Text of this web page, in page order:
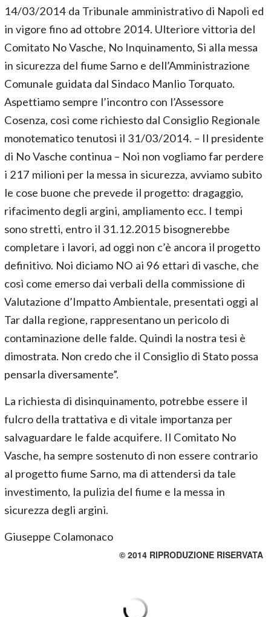
14/03/2014 da Tribunale amministrativo di Napoli ed
in vigore fino ad ottobre 2014. Ulteriore vittoria del
Comitato No Vasche, No Inquinamento, Si alla messa
in sicurezza del fiume Sarno e dell’Amministrazione
Comunale guidata dal Sindaco Manlio Torquato.
Aspettiamo sempre l’incontro con l’Assessore
Cosenza, così come richiesto dal Consiglio Regionale
monotematico tenutosi il 31/03/2014. – Il presidente
di No Vasche continua – Noi non vogliamo far perdere
i 217 milioni per la messa in sicurezza, avviamo subito
le cose buone che prevede il progetto: dragaggio,
rifacimento degli argini, ampliamento ecc. I tempi
sono stretti, entro il 31.12.2015 bisognerebbe
completare i lavori, ad oggi non c’è ancora il progetto
definitivo. Noi diciamo NO ai 96 ettari di vasche, che
così come emerso dai verbali della commissione di
Valutazione d’Impatto Ambientale, presentati oggi al
Tar dalla regione, rappresentano un pericolo di
contaminazione delle falde. Quindi la nostra tesi è
dimostrata. Non credo che il Consiglio di Stato possa
pensarla diversamente”.
La richiesta di disinquinamento, potrebbe essere il
fulcro della trattativa e di vitale importanza per
salvaguardare le falde acquifere. Il Comitato No
Vasche, ha sempre sostenuto di non essere contrario
al progetto fiume Sarno, ma di attendersi da tale
investimento, la pulizia del fiume e la messa in
sicurezza degli argini.
Giuseppe Colamonaco
© 2014 RIPRODUZIONE RISERVATA